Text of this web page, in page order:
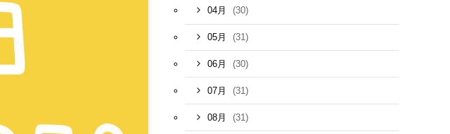
04月 (30)
05月 (31)
06月 (30)
07月 (31)
08月 (31)